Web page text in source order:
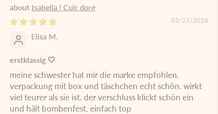
Isabella | Cuir doré
03/27/2026
Elisa M.
erstklassig 🤍
meine schwester hat mir die marke empfohlen.
verpackung mit box und täschchen echt schön. wirkt
viel teurer als sie ist. der verschluss klickt schön ein
und hält bombenfest. einfach top